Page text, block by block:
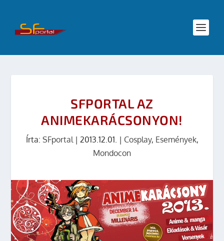
SFPORTAL AZ
ANIMEKARÁCSONYON!
Írta: SFportal| 2013.12.01. | Cosplay, Események,
Mondocon